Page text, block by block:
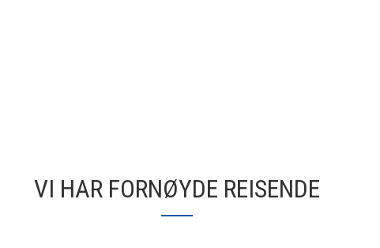
VI HAR FORNØYDE REISENDE